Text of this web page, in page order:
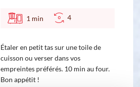
1 min 4
Étaler en petit tas sur une toile de
cuisson ou verser dans vos
empreintes préférés. 10 min au four.
Bon appétit !